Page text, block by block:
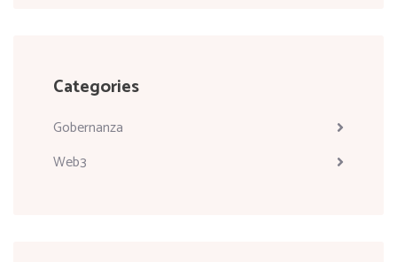
Categories
Gobernanza
Web3